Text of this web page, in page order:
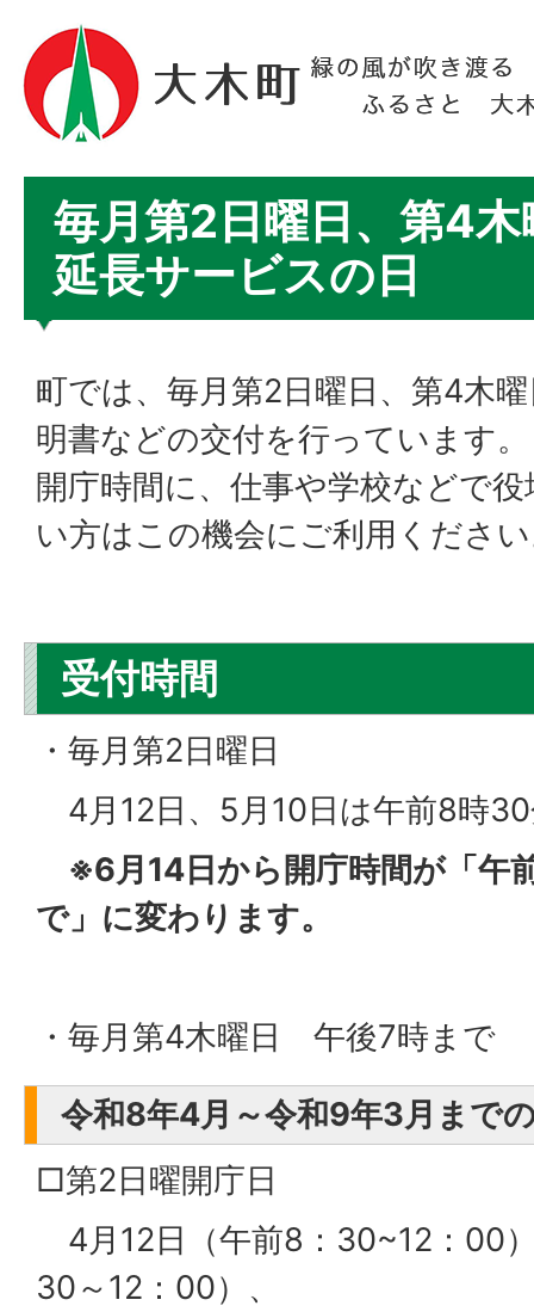
毎月第2日曜日、第4
延長サービスの日
町では、毎月第2日曜日、第4木
明書などの交付を行っています。
開庁時間に、仕事や学校などで
い方はこの機会にご利用くださ
受付時間
・毎月第2日曜日
4月12日、5月10日は午前8時
※6月14日から開庁時間が「午
で」に変わります。
・毎月第4木曜日 午後7時まで
令和8年4月～令和9年3月まで
□第2日曜開庁日
4月12日（午前8：30~12：00
30～12：00）、